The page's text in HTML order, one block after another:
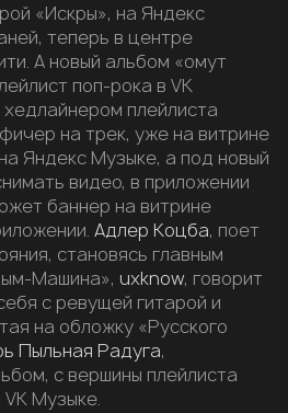
«Искры», на Яндекс
теперь в центре
А новый альбом «омут
поп-рока в VK
хедлайнером плейлиста
на трек, уже на витрине
Яндекс Музыке, а под новый
видео, в приложении
баннер на витрине
Адлер Коцба, поет
становясь главным
Машина», uxknow, говорит
с ревущей гитарой и
на обложку «Русского
Пыльная Радуга,
с вершины плейлиста
VK Музыке.